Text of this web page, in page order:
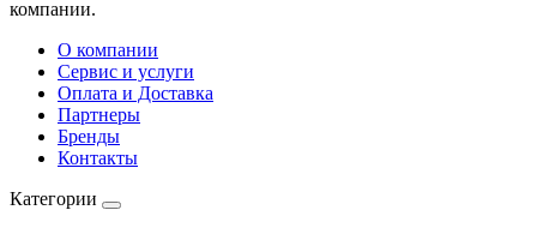
компании.
О компании
Сервис и услуги
Оплата и Доставка
Партнеры
Бренды
Контакты
Категории